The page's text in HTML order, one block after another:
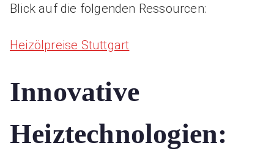
Blick auf die folgenden Ressourcen:
Heizölpreise Stuttgart
Innovative
Heiztechnologien: